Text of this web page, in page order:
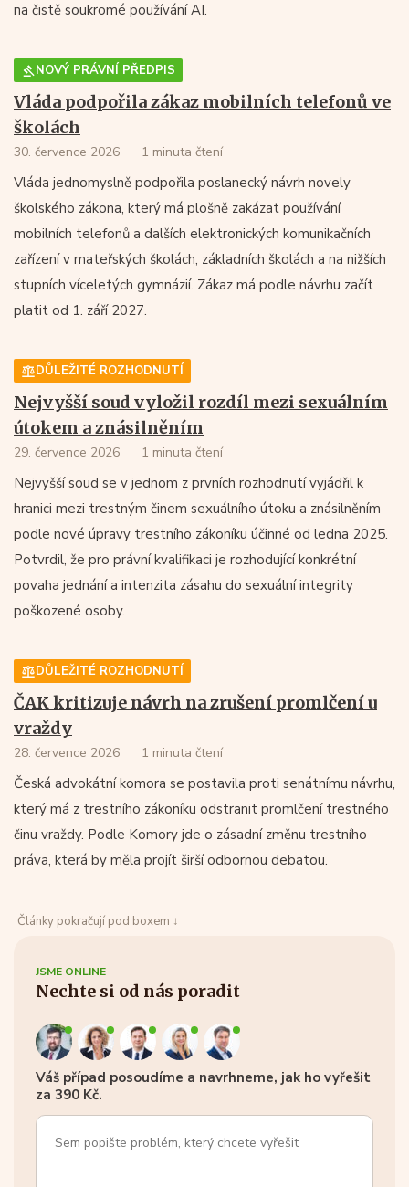
na čistě soukromé používání AI.
NOVÝ PRÁVNÍ PŘEDPIS
Vláda podpořila zákaz mobilních telefonů ve
školách
30. července 2026 1 minuta čtení
Vláda jednomyslně podpořila poslanecký návrh novely
školského zákona, který má plošně zakázat používání
mobilních telefonů a dalších elektronických komunikačních
zařízení v mateřských školách, základních školách a na nižších
stupních víceletých gymnázií. Zákaz má podle návrhu začít
platit od 1. září 2027.
DŮLEŽITÉ ROZHODNUTÍ
Nejvyšší soud vyložil rozdíl mezi sexuálním
útokem a znásilněním
29. července 2026 1 minuta čtení
Nejvyšší soud se v jednom z prvních rozhodnutí vyjádřil k
hranici mezi trestným činem sexuálního útoku a znásilněním
podle nové úpravy trestního zákoníku účinné od ledna 2025.
Potvrdil, že pro právní kvalifikaci je rozhodující konkrétní
povaha jednání a intenzita zásahu do sexuální integrity
poškozené osoby.
DŮLEŽITÉ ROZHODNUTÍ
ČAK kritizuje návrh na zrušení promlčení u
vraždy
28. července 2026 1 minuta čtení
Česká advokátní komora se postavila proti senátnímu návrhu,
který má z trestního zákoníku odstranit promlčení trestného
činu vraždy. Podle Komory jde o zásadní změnu trestního
práva, která by měla projít širší odbornou debatou.
Články pokračují pod boxem ↓
JSME ONLINE
Nechte si od nás poradit
Váš případ posoudíme a navrhneme, jak ho vyřešit
za 390 Kč.